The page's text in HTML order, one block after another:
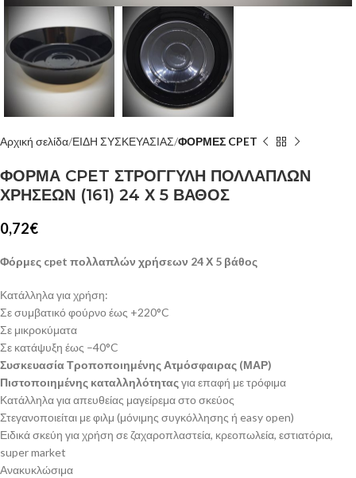
Αρχική σελίδα ΕΙΔΗ ΣΥΣΚΕΥΑΣΙΑΣ ΦΟΡΜΕΣ CPET
ΦΟΡΜΑ CPET ΣΤΡΟΓΓΥΛΗ ΠΟΛΛΑΠΛΩΝ
ΧΡΗΣΕΩΝ (161) 24 Χ 5 ΒΑΘΟΣ
0,72€
Φόρμες cpet πολλαπλών χρήσεων 24 Χ 5 βάθος
Κατάλληλα για χρήση:
Σε συμβατικό φούρνο έως +220°C
Σε μικροκύματα
Σε κατάψυξη έως –40°C
Συσκευασία Τροποποιημένης Ατμόσφαιρας (ΜΑΡ)
Πιστοποιημένης καταλληλότηταςγια επαφή με τρόφιμα
Κατάλληλα για απευθείας μαγείρεμα στο σκεύος
Στεγανοποιείται με φιλμ (μόνιμης συγκόλλησης ή easy open)
Ειδικά σκεύη για χρήση σε ζαχαροπλαστεία, κρεοπωλεία, εστιατόρια,
super market
Ανακυκλώσιμα